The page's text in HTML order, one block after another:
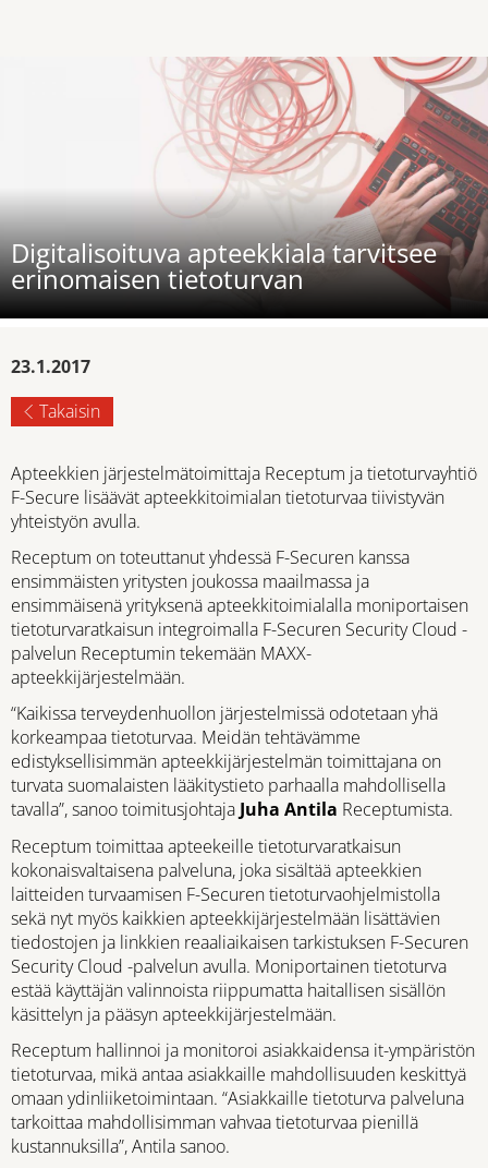
Digitalisoituva apteekkiala tarvitsee
erinomaisen tietoturvan
23.1.2017
Takaisin
Apteekkien järjestelmätoimittaja Receptum ja tietoturvayhtiö
F-Secure lisäävät apteekkitoimialan tietoturvaa tiivistyvän
yhteistyön avulla.
Receptum on toteuttanut yhdessä F-Securen kanssa
ensimmäisten yritysten joukossa maailmassa ja
ensimmäisenä yrityksenä apteekkitoimialalla moniportaisen
tietoturvaratkaisun integroimalla F-Securen Security Cloud -
palvelun Receptumin tekemään MAXX-
apteekkijärjestelmään.
“Kaikissa terveydenhuollon järjestelmissä odotetaan yhä
korkeampaa tietoturvaa. Meidän tehtävämme
edistyksellisimmän apteekkijärjestelmän toimittajana on
turvata suomalaisten lääkitystieto parhaalla mahdollisella
tavalla”, sanoo toimitusjohtaja Juha Antila Receptumista.
Receptum toimittaa apteekeille tietoturvaratkaisun
kokonaisvaltaisena palveluna, joka sisältää apteekkien
laitteiden turvaamisen F-Securen tietoturvaohjelmistolla
sekä nyt myös kaikkien apteekkijärjestelmään lisättävien
tiedostojen ja linkkien reaaliaikaisen tarkistuksen F-Securen
Security Cloud -palvelun avulla. Moniportainen tietoturva
estää käyttäjän valinnoista riippumatta haitallisen sisällön
käsittelyn ja pääsyn apteekkijärjestelmään.
Receptum hallinnoi ja monitoroi asiakkaidensa it-ympäristön
tietoturvaa, mikä antaa asiakkaille mahdollisuuden keskittyä
omaan ydinliiketoimintaan. “Asiakkaille tietoturva palveluna
tarkoittaa mahdollisimman vahvaa tietoturvaa pienillä
kustannuksilla”, Antila sanoo.